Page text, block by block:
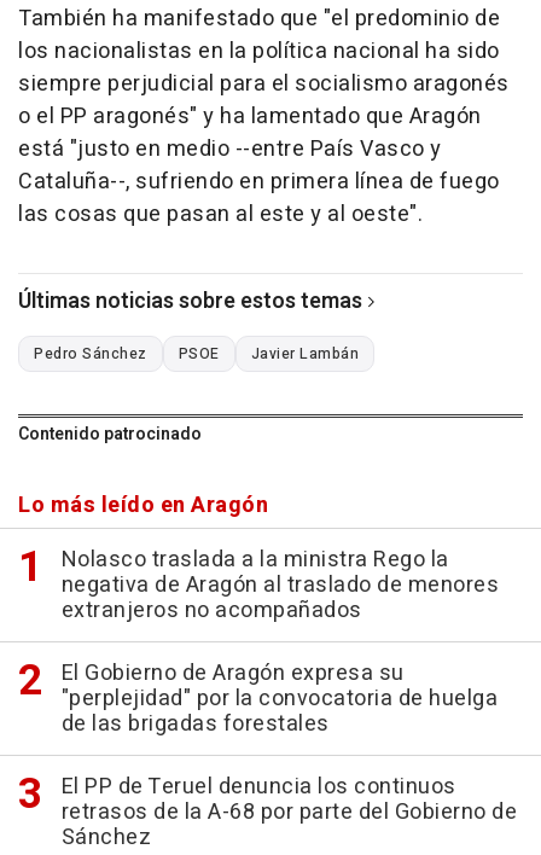
También ha manifestado que "el predominio de
los nacionalistas en la política nacional ha sido
siempre perjudicial para el socialismo aragonés
o el PP aragonés" y ha lamentado que Aragón
está "justo en medio --entre País Vasco y
Cataluña--, sufriendo en primera línea de fuego
las cosas que pasan al este y al oeste".
Últimas noticias sobre estos temas
Pedro Sánchez PSOE Javier Lambán
Contenido patrocinado
Lo más leído en Aragón
Nolasco traslada a la ministra Rego la
negativa de Aragón al traslado de menores
extranjeros no acompañados
El Gobierno de Aragón expresa su
"perplejidad" por la convocatoria de huelga
de las brigadas forestales
El PP de Teruel denuncia los continuos
retrasos de la A-68 por parte del Gobierno de
Sánchez